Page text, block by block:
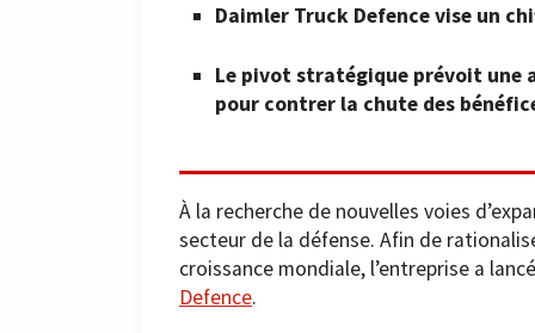
Daimler Truck Defence vise un
Le pivot stratégique prévoit
pour contrer la chute des
À la recherche de nouvelles voies
secteur de la défense. Afin de
croissance mondiale, l’entreprise a
Defence.